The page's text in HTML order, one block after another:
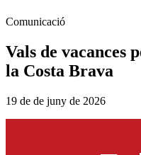
Comunicació
Vals de vacances
la Costa Brava
19 de de juny de 2026